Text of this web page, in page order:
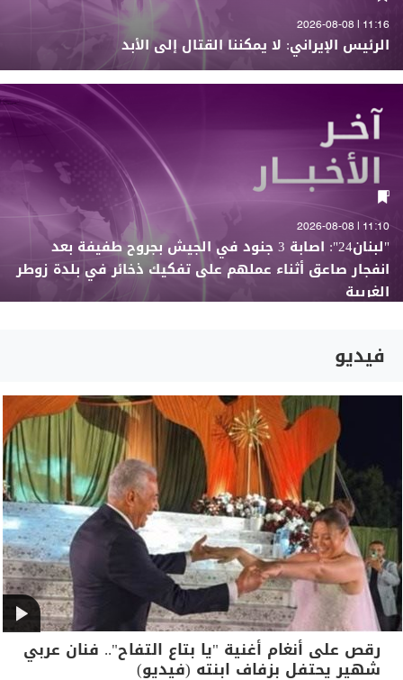
11:16 | 2026-08-08
الرئيس الإيراني: لا يمكننا القتال إلى الأبد
11:10 | 2026-08-08
"لبنان24": اصابة 3 جنود في الجيش بجروح طفيفة بعد
انفجار صاعق أثناء عملهم على تفكيك ذخائر في بلدة زوطر
الغربية
فيديو
رقص على أنغام أغنية "يا بتاع التفاح".. فنان عربي
شهير يحتفل بزفاف ابنته (فيديو)